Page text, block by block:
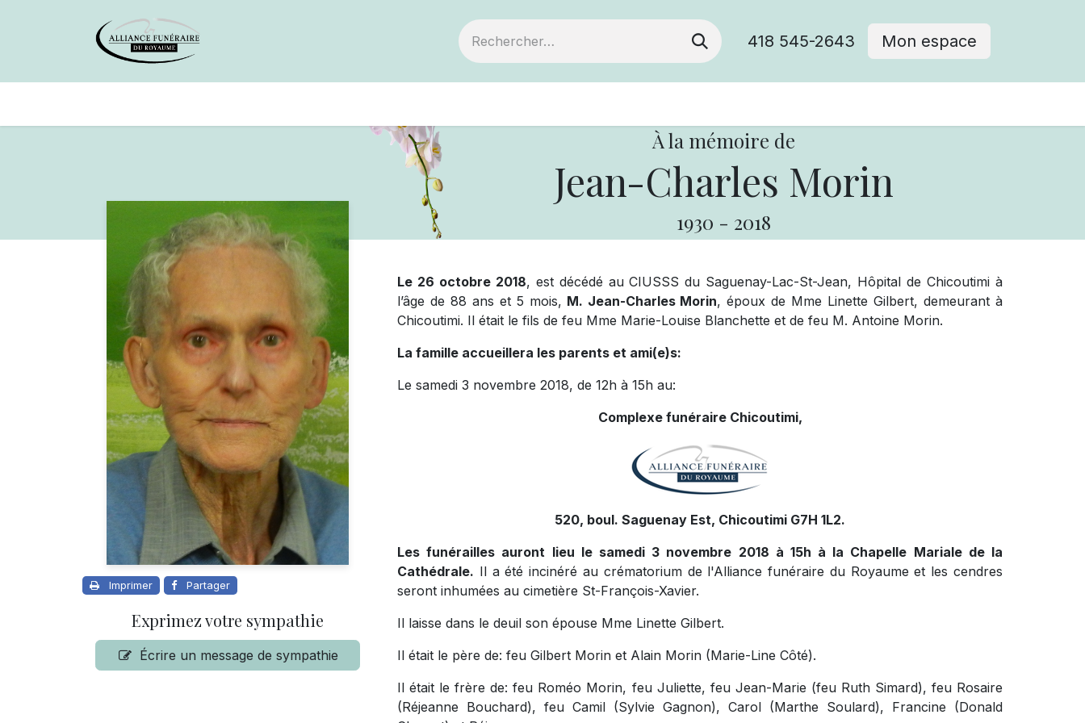
418 545-2643 Mon espace
À la mémoire de
Jean-Charles Morin
1930 - 2018
Imprimer Partager
Exprimez votre sympathie
Écrire un message de sympathie
Le 26 octobre 2018, est décédé au CIUSSS du Saguenay-Lac-St-Jean, Hôpital de Chicoutimi à
l’âge de 88 ans et 5 mois, M. Jean-Charles Morin, époux de Mme Linette Gilbert, demeurant à
Chicoutimi. Il était le fils de feu Mme Marie-Louise Blanchette et de feu M. Antoine Morin.
La famille accueillera les parents et ami(e)s:
Le samedi 3 novembre 2018, de 12h à 15h au:
Complexe funéraire Chicoutimi,
520, boul. Saguenay Est, Chicoutimi G7H 1L2.
Les funérailles auront lieu le samedi 3 novembre 2018 à 15h à la Chapelle Mariale de la
Cathédrale. Il a été incinéré au crématorium de l'Alliance funéraire du Royaume et les cendres
seront inhumées au cimetière St-François-Xavier.
Il laisse dans le deuil son épouse Mme Linette Gilbert.
Il était le père de: feu Gilbert Morin et Alain Morin (Marie-Line Côté).
Il était le frère de: feu Roméo Morin, feu Juliette, feu Jean-Marie (feu Ruth Simard), feu Rosaire
(Réjeanne Bouchard), feu Camil (Sylvie Gagnon), Carol (Marthe Soulard), Francine (Donald